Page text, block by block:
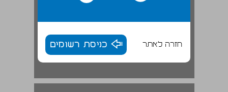
חזרה לאתר כניסת רשומים